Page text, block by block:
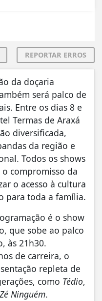
REPORTAR ERROS
da doçaria
será palco de
Entre os dias 8 e
Termas de Araxá
diversificada,
da região e
Todos os shows
compromisso da
o acesso à cultura
para toda a família.
é o show
que sobe ao palco
às 21h30.
de carreira, o
repleta de
como Tédio,
Zé Ninguém.